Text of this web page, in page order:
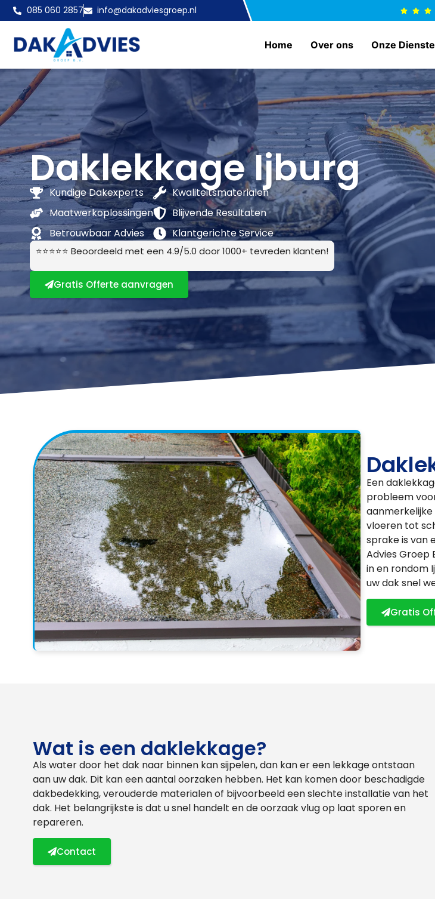
085 060 2857 info@dakadviesgroep.nl
Home Over ons Onze
Daklekkage Ijburg
Kundige Dakexperts
Maatwerkoplossingen
Betrouwbaar Advies
Kwaliteitsmaterialen
Blijvende Resultaten
Klantgerichte Service
⭐⭐⭐⭐⭐ Beoordeeld met een 4.9/5.0 door 1000+ tevreden klanten!
Gratis Offerte aanvragen
Een
probleem
vloeren tot
sprake is van
Advies Groep
in en rondom
uw dak snel
Gratis
Wat is een daklekkage?
Als water door het dak naar binnen kan sijpelen, dan kan er een lekkage ontstaan
aan uw dak. Dit kan een aantal oorzaken hebben. Het kan komen door beschadigde
dakbedekking, verouderde materialen of bijvoorbeeld een slechte installatie van het
dak. Het belangrijkste is dat u snel handelt en de oorzaak vlug op laat sporen en
repareren.
Contact